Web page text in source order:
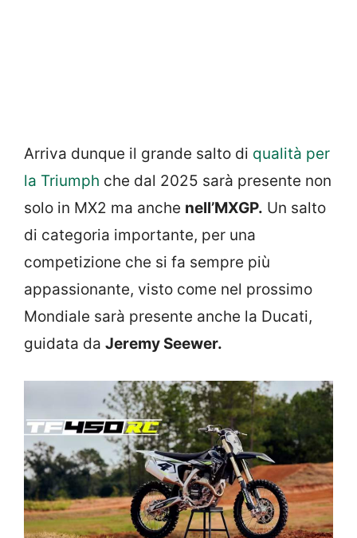
Arriva dunque il grande salto di qualità per
la Triumph che dal 2025 sarà presente non
solo in MX2 ma anche nell’MXGP. Un salto
di categoria importante, per una
competizione che si fa sempre più
appassionante, visto come nel prossimo
Mondiale sarà presente anche la Ducati,
guidata da Jeremy Seewer.